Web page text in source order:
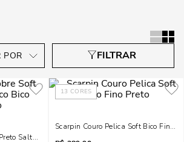
Salto Bloco Bico Quadrado
13 CORES
Scarpin Couro Pelica Soft Bico Fino